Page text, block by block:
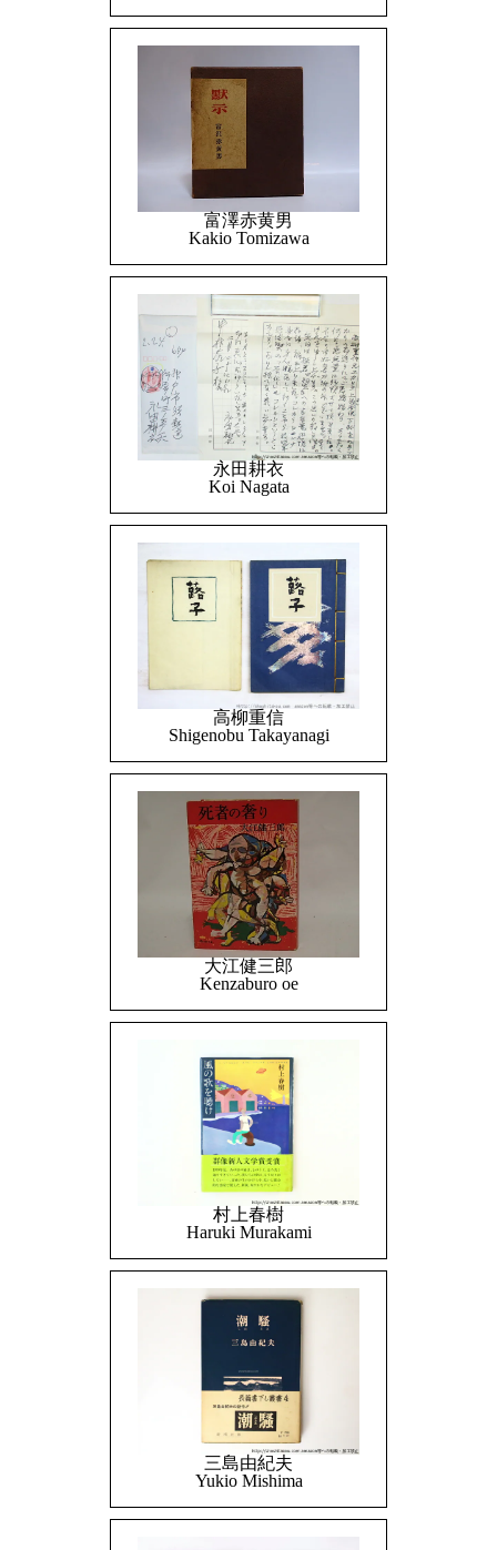
富澤赤黄男
Kakio Tomizawa
永田耕衣
Koi Nagata
高柳重信
Shigenobu Takayanagi
大江健三郎
Kenzaburo oe
村上春樹
Haruki Murakami
三島由紀夫
Yukio Mishima